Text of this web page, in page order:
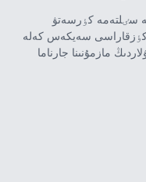
سٸلتەمە كٶرسەتۋ
كٶزقاراسى سەيكەس كەلە
مازمۇنىنا جارناما